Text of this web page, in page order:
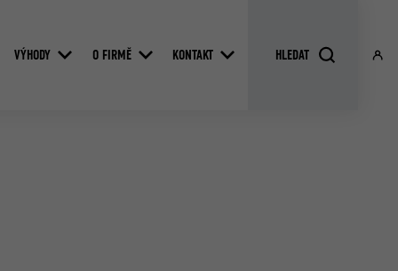
VÝHODY O FIRMĚ KONTAKT